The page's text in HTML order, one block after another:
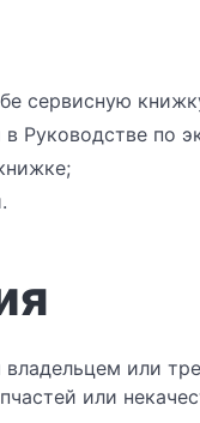
сервисную
Руководстве по
владельцем или
или